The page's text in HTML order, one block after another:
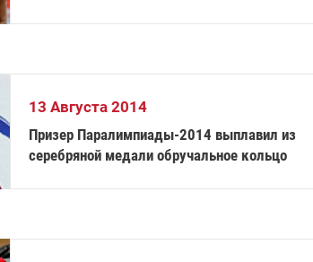
13 Августа 2014
Призер Паралимпиады-2014 выплавил из
серебряной медали обручальное кольцо